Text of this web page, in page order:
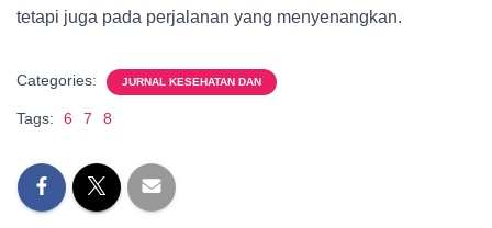
tetapi juga pada perjalanan yang menyenangkan.
Categories: JURNAL KESEHATAN DAN
Tags: 6 7 8